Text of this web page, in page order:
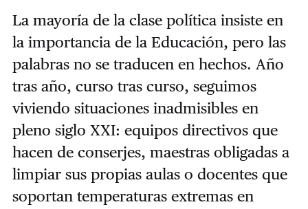
La mayoría de la clase política insiste en
la importancia de la Educación, pero las
palabras no se traducen en hechos. Año
tras año, curso tras curso, seguimos
viviendo situaciones inadmisibles en
pleno siglo XXI: equipos directivos que
hacen de conserjes, maestras obligadas a
limpiar sus propias aulas o docentes que
soportan temperaturas extremas en